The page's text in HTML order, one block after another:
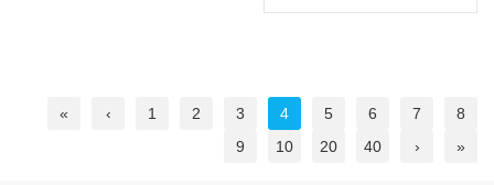
« ‹ 1 2 3 4 5 6 7
8
9
10 20 40 › »